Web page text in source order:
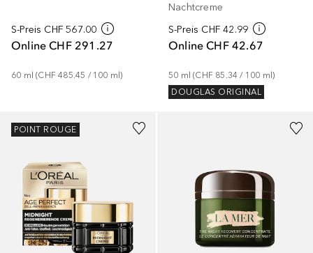
S-Preis CHF 567.00
Online CHF 291.27
60 ml (CHF 485.45 / 100 ml)
Nachtcreme
S-Preis CHF 42.99
Online CHF 42.67
50 ml (CHF 85.34 / 100 ml)
DOUGLAS ORIGINAL
POINT ROUGE
Gesponsert